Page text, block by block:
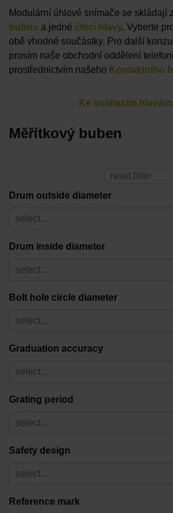
Modulární úhlové snímače se skládají z
bubnu a jedné čtecí hlavy. Vyberte
obě vhodné součástky. Pro další
prosím naše obchodní oddělení
prostřednictvím našeho Kontaktního
Ke snímacím hlavám
Měřítkový buben
reset filter
Drum outside diameter
select...
Drum inside diameter
select...
Bolt hole circle diameter
select...
Graduation accuracy
select...
Grating period
select...
Safety design
select...
Reference mark